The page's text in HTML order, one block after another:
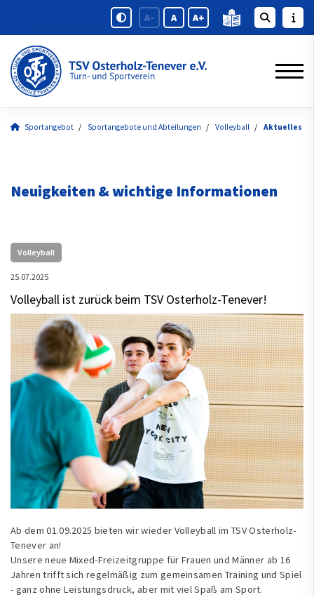
A- A A+
Sportangebot Sportangebote und Abteilungen Volleyball Aktuelles
Neuigkeiten & wichtige Informationen
Volleyball
25.07.2025
Volleyball ist zurück beim TSV Osterholz-Tenever!
Ab dem 01.09.2025 bieten wir wieder Volleyball im TSV Osterholz-
Tenever an!
Unsere neue Mixed-Freizeitgruppe für Frauen und Männer ab 16
Jahren trifft sich regelmäßig zum gemeinsamen Training und Spiel
- ganz ohne Leistungsdruck, aber mit viel Spaß am Sport.